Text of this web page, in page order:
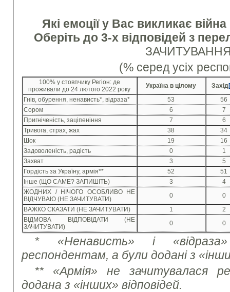
Які емоції у Вас викликає війна
Оберіть до 3-х відповідей з
(% серед усіх
100% у стовпчику Регіон: де
проживали до 24 лютого 2022 року
Україна в цілому Захід
Гнів, обурення, ненависть*, відраза*
53
56
Сором
6
7
Пригніченість, заціпеніння
7
6
Тривога, страх, жах
38
34
Шок
19
16
Задоволеність, радість
0
1
Захват
3
5
Гордість за Україну, армія**
52
51
Інше (ЩО САМЕ? ЗАПИШІТЬ)
3
4
ЖОДНИХ / НІЧОГО ОСОБЛИВО НЕ
ВІДЧУВАЮ (НЕ ЗАЧИТУВАТИ)
0
0
ВАЖКО СКАЗАТИ (НЕ ЗАЧИТУВАТИ)
1
2
ВІДМОВА ВІДПОВІДАТИ (НЕ
ЗАЧИТУВАТИ)
0 0
* «Ненависть» і «відраза»
респондентам, а були додані з
** «Армія» не зачитувалася
додана з «інших» відповідей.